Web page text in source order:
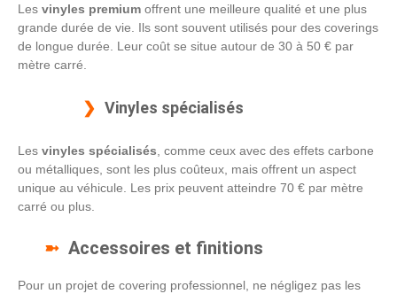
Les vinyles premium offrent une meilleure qualité et une plus
grande durée de vie. Ils sont souvent utilisés pour des coverings
de longue durée. Leur coût se situe autour de 30 à 50 € par
mètre carré.
Vinyles spécialisés
Les vinyles spécialisés , comme ceux avec des effets carbone
ou métalliques, sont les plus coûteux, mais offrent un aspect
unique au véhicule. Les prix peuvent atteindre 70 € par mètre
carré ou plus.
Accessoires et finitions
Pour un projet de covering professionnel, ne négligez pas les